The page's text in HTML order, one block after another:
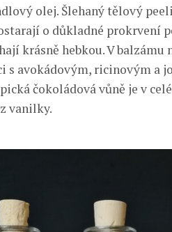
olej. Šlehaný tělový
o důkladné prokrvení
krásně hebkou. V balzámu
avokádovým, ricinovým a
čokoládová vůně je v
vanilky.